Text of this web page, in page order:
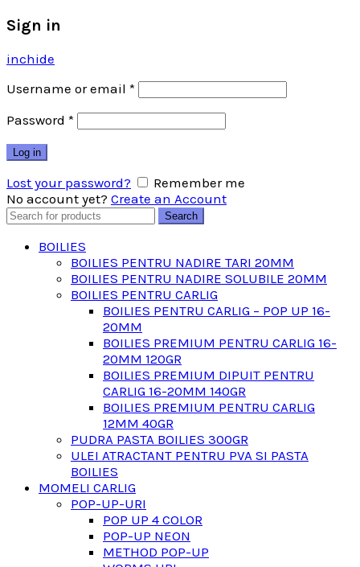
Sign in
inchide
Username or email *
Password *
Log in
Lost your password?
Remember me
No account yet? Create an Account
Search
Search
BOILIES
BOILIES PENTRU NADIRE TARI 20MM
BOILIES PENTRU NADIRE SOLUBILE 20MM
BOILIES PENTRU CARLIG
BOILIES PENTRU CARLIG – POP UP 16-
20MM
BOILIES PREMIUM PENTRU CARLIG 16-
20MM 120GR
BOILIES PREMIUM DIPUIT PENTRU
CARLIG 16-20MM 140GR
BOILIES PREMIUM PENTRU CARLIG
12MM 40GR
PUDRA PASTA BOILIES 300GR
ULEI ATRACTANT PENTRU PVA SI PASTA
BOILIES
MOMELI CARLIG
POP-UP-URI
POP UP 4 COLOR
POP-UP NEON
METHOD POP-UP